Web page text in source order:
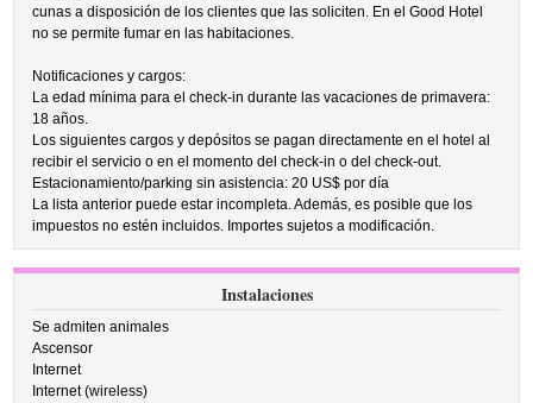
cunas a disposición de los clientes que las soliciten. En el Good Hotel
no se permite fumar en las habitaciones.
Notificaciones y cargos:
La edad mínima para el check-in durante las vacaciones de primavera:
18 años.
Los siguientes cargos y depósitos se pagan directamente en el hotel al
recibir el servicio o en el momento del check-in o del check-out.
Estacionamiento/parking sin asistencia: 20 US$ por día
La lista anterior puede estar incompleta. Además, es posible que los
impuestos no estén incluidos. Importes sujetos a modificación.
Instalaciones
Se admiten animales
Ascensor
Internet
Internet (wireless)